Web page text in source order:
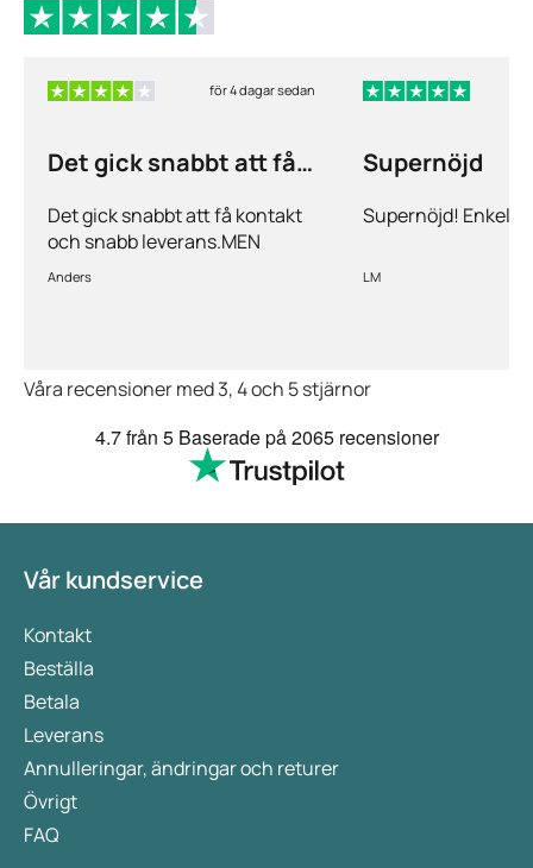
för 4 dagar sedan
Det gick snabbt att få
Det gick snabbt att få kontakt
och snabb leverans.MEN
priserna är alldeles för höga på
Anders
Supernöjd
Supernöjd! Enkelt
LM
Våra recensioner med 3, 4 och 5 stjärnor
4.7från 5 Baserade på2065 recensioner
Vår kundservice
Kontakt
Beställa
Betala
Leverans
Annulleringar, ändringar och returer
Övrigt
FAQ